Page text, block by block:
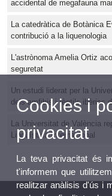
accidental de megafauna
La catedràtica de Botànica
contribució a la liquenologia
L'astrònoma Amelia Ortiz
seguretat
Un estudi liderat per la
dels amfibis i rèptils ibèrics
La Universitat de València
Lingüística Internacional
Cookies i
privacitat
La teva privacitat és
t'informem que
realitzar anàlisis d'ús i